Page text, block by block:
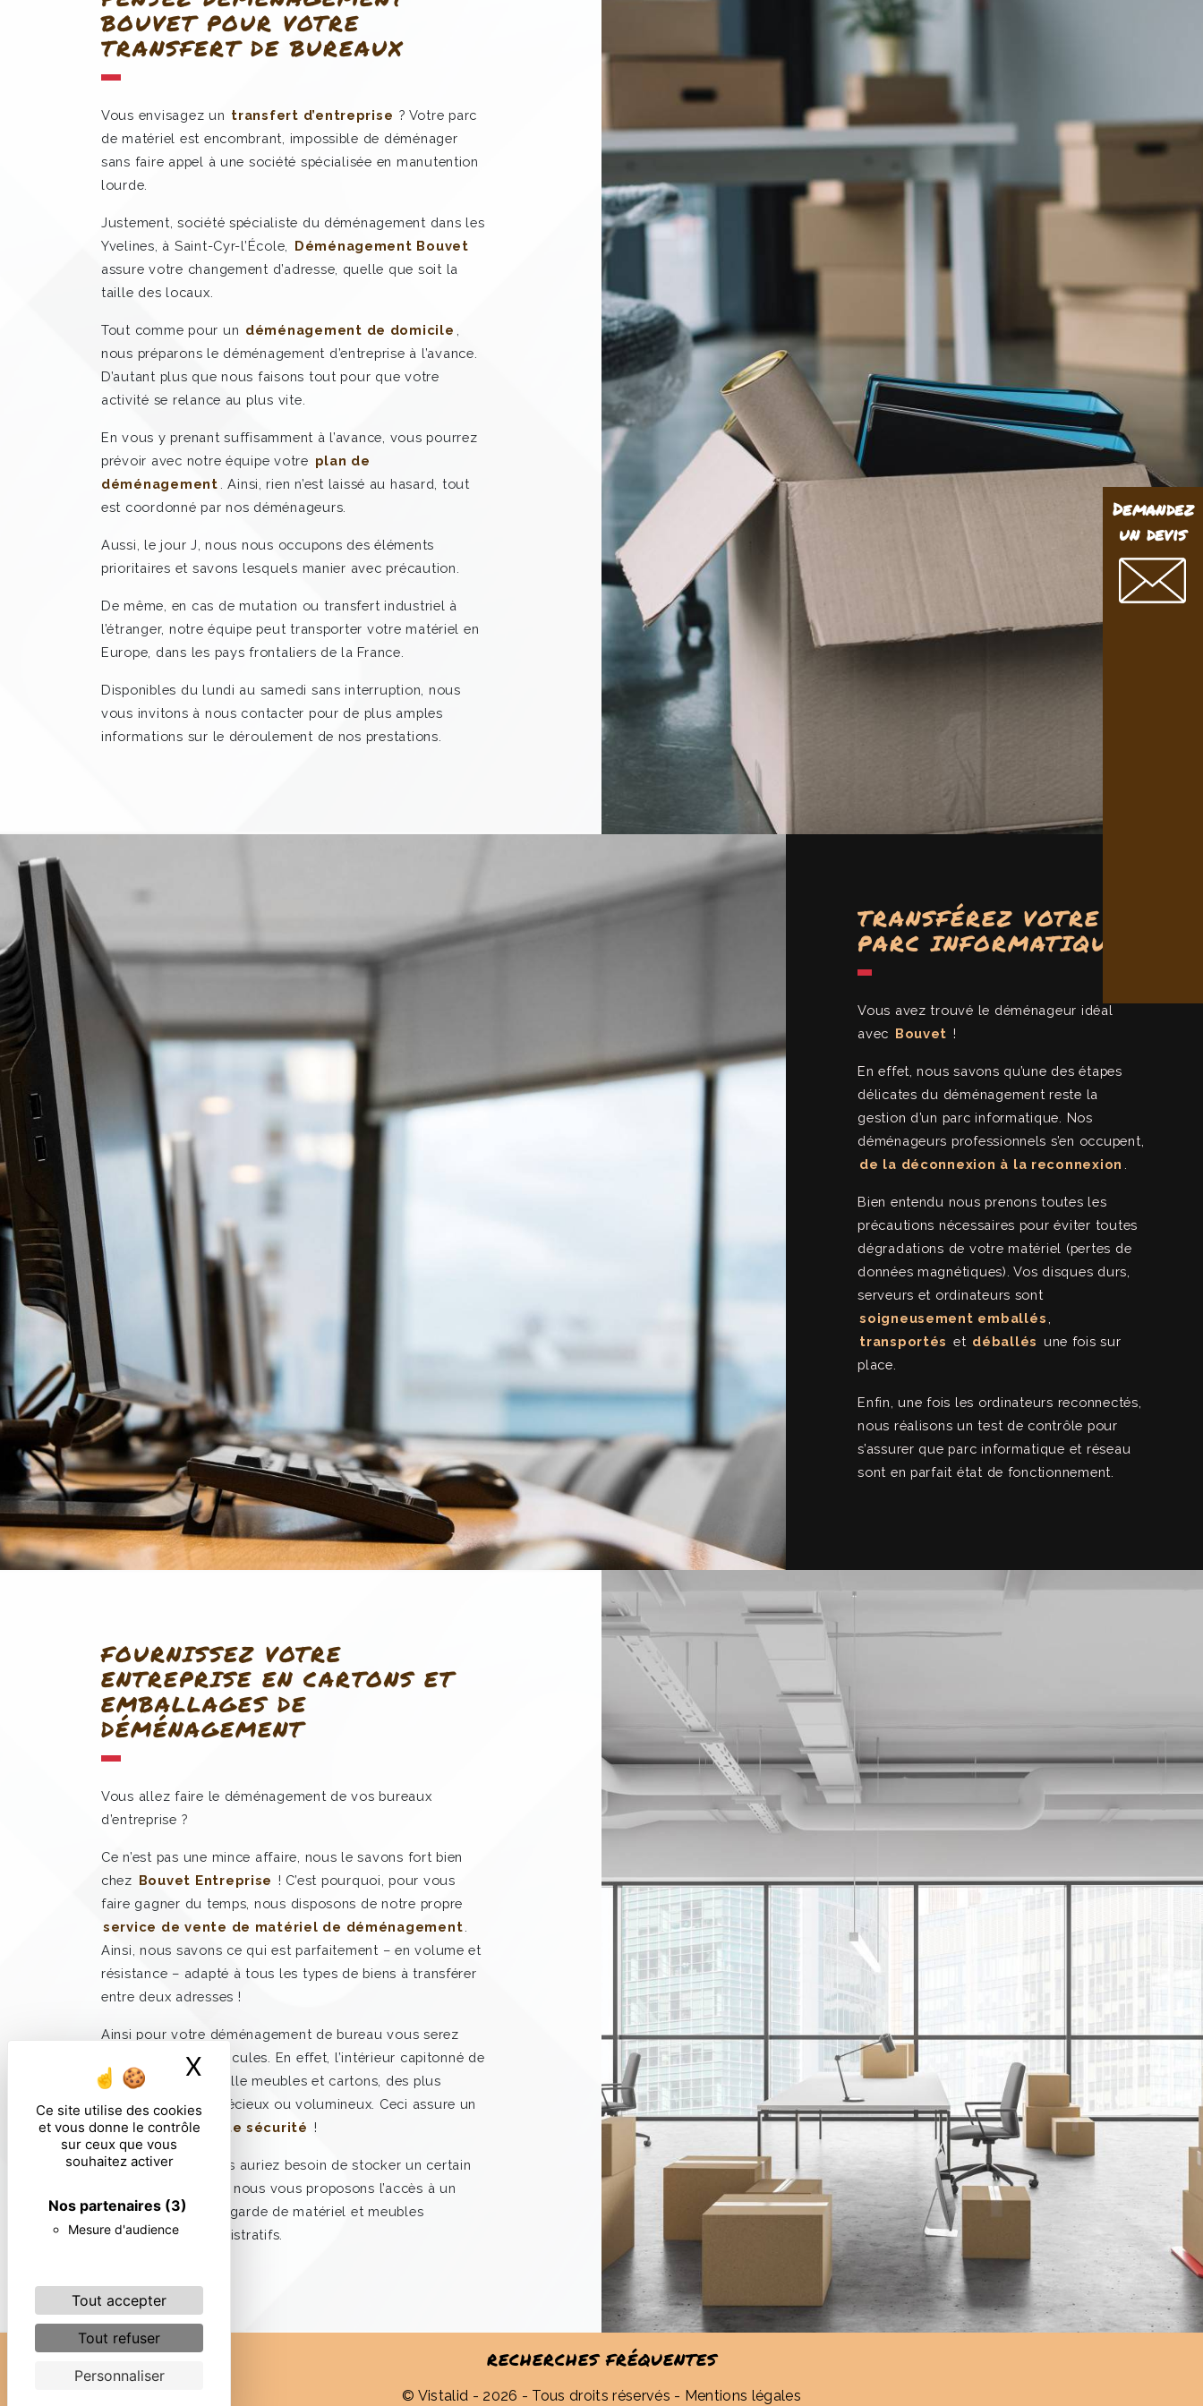
Ce site utilise des cookies
et vous donne le contrôle
sur ceux que vous
souhaitez activer
Nos partenaires (3)
Mesure d'audience
Tout accepter
Tout refuser
Personnaliser
X Masquer le bandeau des cookies
BOUVET POUR VOTRE
TRANSFERT DE BUREAUX
Vous envisagez un transfert d’entreprise ? Votre parc
de matériel est encombrant, impossible de déménager
sans faire appel à une société spécialisée en manutention
lourde.
Justement, société spécialiste du déménagement dans les
Yvelines, à Saint-Cyr-l’École,
Déménagement Bouvet
assure votre changement d’adresse, quelle que soit la
taille des locaux.
Tout comme pour un déménagement de domicile
nous préparons le déménagement d’entreprise à l’avance.
D’autant plus que nous faisons tout pour que votre
activité se relance au plus vite.
En vous y prenant suffisamment à l’avance, vous pourrez
prévoir avec notre équipe votre plan de
déménagement
. Ainsi, rien n’est laissé au hasard, tout
est coordonné par nos déménageurs.
Aussi, le jour J, nous nous occupons des éléments
prioritaires et savons lesquels manier avec précaution.
De même, en cas de mutation ou transfert industriel à
l’étranger, notre équipe peut transporter votre matériel en
Europe, dans les pays frontaliers de la France.
Disponibles du lundi au samedi sans interruption, nous
vous invitons à nous contacter pour de plus amples
informations sur le déroulement de nos prestations.
TRANSFÉREZ VOTRE
PARC INFORMATIQUE
Vous avez trouvé le déménageur idéal
avec Bouvet !
En effet, nous savons qu’une des étapes
délicates du déménagement reste la
gestion d’un parc informatique. Nos
déménageurs professionnels s’en occupent,
de la déconnexion à la reconnexion
Bien entendu nous prenons toutes les
précautions nécessaires pour éviter toutes
dégradations de votre matériel (pertes de
données magnétiques). Vos disques durs,
serveurs et ordinateurs sont
soigneusement emballés
transportés et déballés une fois sur
place.
Enfin, une fois les ordinateurs reconnectés,
nous réalisons un test de contrôle pour
s’assurer que parc informatique et réseau
sont en parfait état de fonctionnement.
FOURNISSEZ VOTRE
ENTREPRISE EN CARTONS ET
EMBALLAGES DE
DÉMÉNAGEMENT
Vous allez faire le déménagement de vos bureaux
d’entreprise ?
Ce n’est pas une mince affaire, nous le savons fort bien
chez Bouvet Entreprise ! C’est pourquoi, pour vous
faire gagner du temps, nous disposons de notre propre
service de vente de matériel de déménagement
Ainsi, nous savons ce qui est parfaitement – en volume et
résistance – adapté à tous les types de biens à transférer
entre deux adresses !
Ainsi pour votre déménagement de bureau vous serez
satisfait de nos véhicules. En effet, l’intérieur capitonné de
nos camions accueille meubles et cartons, des plus
fragiles aux plus précieux ou volumineux. Ceci assure un
transport en toute sécurité !
Dans le cas où vous auriez besoin de stocker un certain
nombre d’éléments, nous vous proposons l’accès à un
entrepôt dédié à la garde de matériel et meubles
industriels et administratifs.
Demandez
un devis
RECHERCHES FRÉQUENTES
© Vistalid - 2026 - Tous droits réservés - Mentions légales